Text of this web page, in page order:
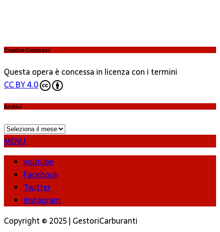
Creative Commons
Questa opera è concessa in licenza con i termini
CC BY 4.0
Archivi
Archivi
MENU
youtube
Facebook
Twitter
Instagram
Copyright © 2025 | GestoriCarburanti